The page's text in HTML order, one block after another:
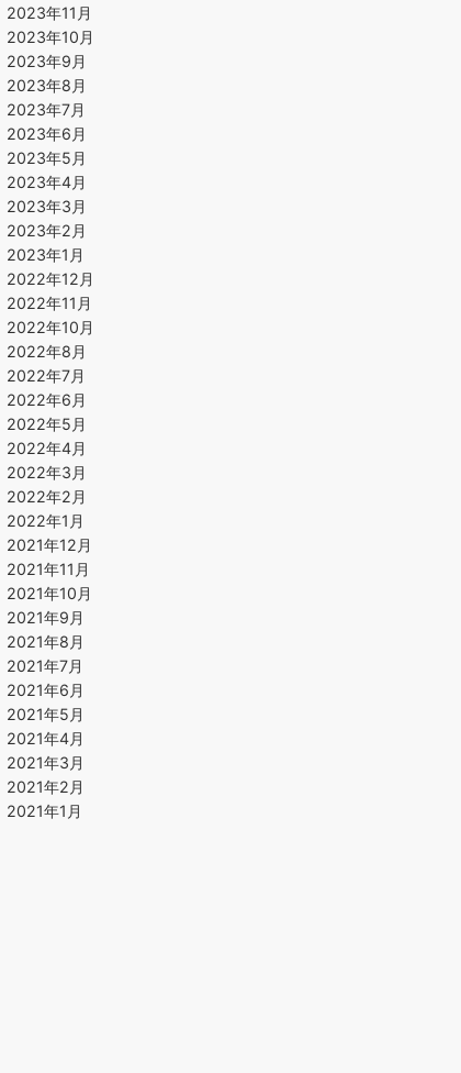
2023年11月
2023年10月
2023年9月
2023年8月
2023年7月
2023年6月
2023年5月
2023年4月
2023年3月
2023年2月
2023年1月
2022年12月
2022年11月
2022年10月
2022年8月
2022年7月
2022年6月
2022年5月
2022年4月
2022年3月
2022年2月
2022年1月
2021年12月
2021年11月
2021年10月
2021年9月
2021年8月
2021年7月
2021年6月
2021年5月
2021年4月
2021年3月
2021年2月
2021年1月